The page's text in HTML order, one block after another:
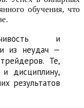
обучения, что
и
из неудач —
Те,
дисциплину,
результатов